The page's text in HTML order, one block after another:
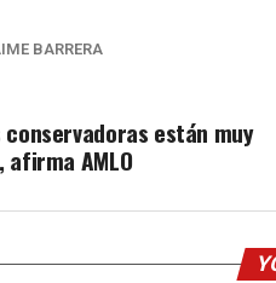
BARRERA
están muy
afirma AMLO